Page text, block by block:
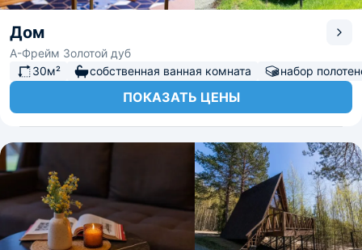
Дом
А-Фрейм Золотой дуб
30м²
собственная ванная комната набор
ПОКАЗАТЬ ЦЕНЫ